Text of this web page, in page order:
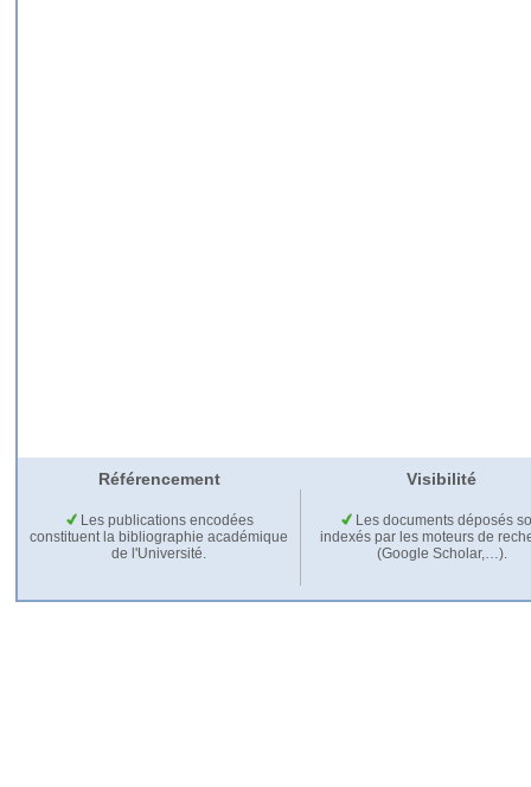
Référencement Visibilité
Les publications encodées
constituent la bibliographie académique
de l'Université.
Les documents déposés
indexés par les moteurs de
(Google Scholar,…).